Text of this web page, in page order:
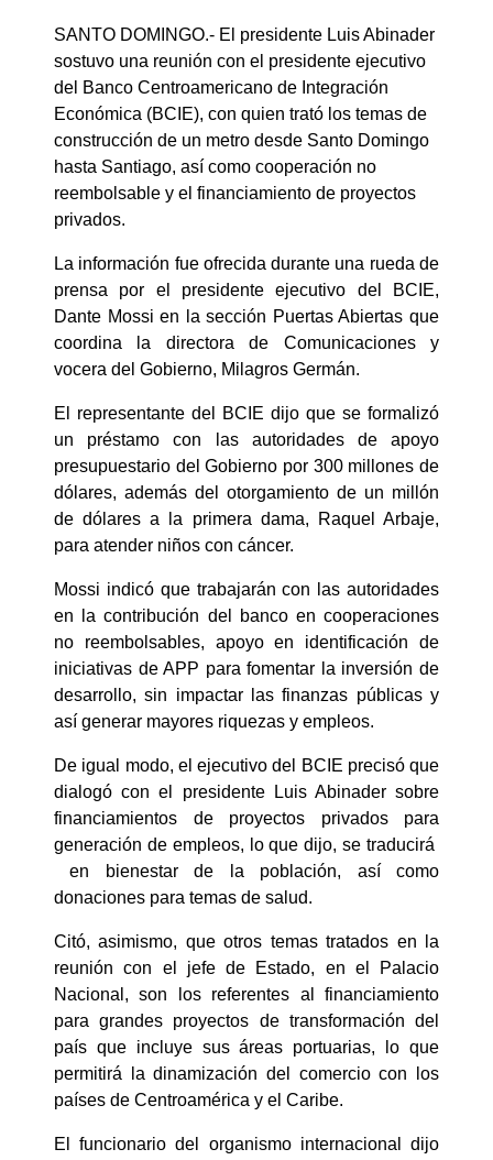
SANTO DOMINGO.- El presidente Luis Abinader
sostuvo una reunión con el presidente ejecutivo
del Banco Centroamericano de Integración
Económica (BCIE), con quien trató los temas de
construcción de un metro desde Santo Domingo
hasta Santiago, así como cooperación no
reembolsable y el financiamiento de proyectos
privados.
La información fue ofrecida durante una rueda de
prensa por el presidente ejecutivo del BCIE,
Dante Mossi en la sección Puertas Abiertas que
coordina la directora de Comunicaciones y
vocera del Gobierno, Milagros Germán.
El representante del BCIE dijo que se formalizó
un préstamo con las autoridades de apoyo
presupuestario del Gobierno por 300 millones de
dólares, además del otorgamiento de un millón
de dólares a la primera dama, Raquel Arbaje,
para atender niños con cáncer.
Mossi indicó que trabajarán con las autoridades
en la contribución del banco en cooperaciones
no reembolsables, apoyo en identificación de
iniciativas de APP para fomentar la inversión de
desarrollo, sin impactar las finanzas públicas y
así generar mayores riquezas y empleos.
De igual modo, el ejecutivo del BCIE precisó que
dialogó con el presidente Luis Abinader sobre
financiamientos de proyectos privados para
generación de empleos, lo que dijo, se traducirá
en bienestar de la población, así como
donaciones para temas de salud.
Citó, asimismo, que otros temas tratados en la
reunión con el jefe de Estado, en el Palacio
Nacional, son los referentes al financiamiento
para grandes proyectos de transformación del
país que incluye sus áreas portuarias, lo que
permitirá la dinamización del comercio con los
países de Centroamérica y el Caribe.
El funcionario del organismo internacional dijo